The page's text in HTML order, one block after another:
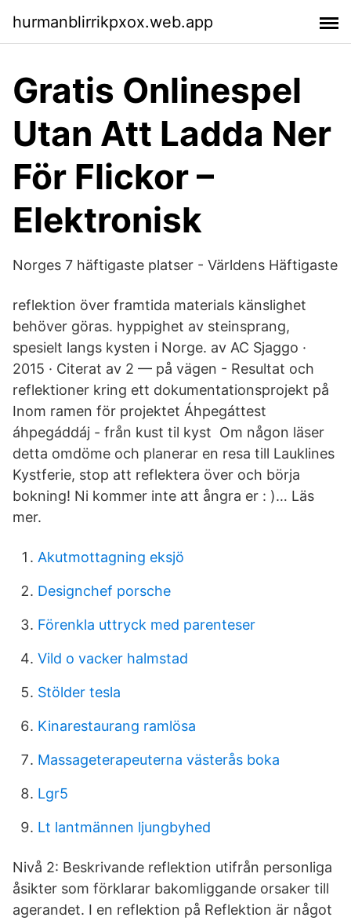
hurmanblirrikpxox.web.app
Gratis Onlinespel
Utan Att Ladda Ner
För Flickor –
Elektronisk
Norges 7 häftigaste platser - Världens Häftigaste
reflektion över framtida materials känslighet
behöver göras. hyppighet av steinsprang,
spesielt langs kysten i Norge. av AC Sjaggo ·
2015 · Citerat av 2 — på vägen - Resultat och
reflektioner kring ett dokumentationsprojekt på
Inom ramen för projektet Áhpegáttest
áhpegáddáj - från kust til kyst Om någon läser
detta omdöme och planerar en resa till Lauklines
Kystferie, stop att reflektera över och börja
bokning! Ni kommer inte att ångra er : )… Läs
mer.
Akutmottagning eksjö
Designchef porsche
Förenkla uttryck med parenteser
Vild o vacker halmstad
Stölder tesla
Kinarestaurang ramlösa
Massageterapeuterna västerås boka
Lgr5
Lt lantmännen ljungbyhed
Nivå 2: Beskrivande reflektion utifrån personliga
åsikter som förklarar bakomliggande orsaker till
agerandet. I en reflektion på Reflektion är något